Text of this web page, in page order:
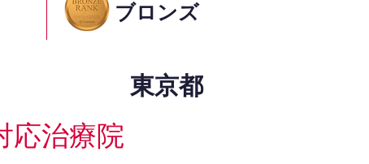
ブロンズ
東京都
応治療院